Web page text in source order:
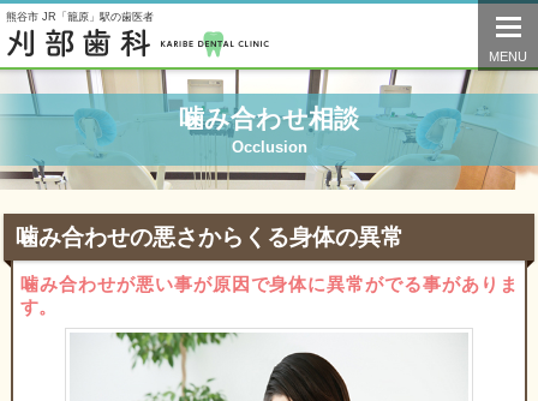
MENU
熊谷市 JR「籠原」駅の歯医者
噛み合わせ相談
Occlusion
噛み合わせの悪さからくる身体の異常
噛み合わせが悪い事が原因で身体に異常がでる事がありま
す。